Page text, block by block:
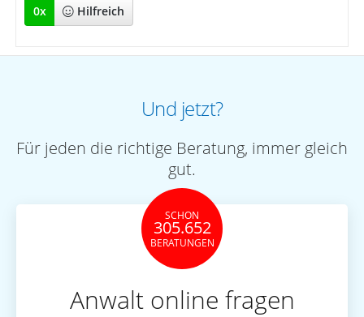
0x Hilfreich
Und jetzt?
Für jeden die richtige Beratung, immer gleich
gut.
SCHON
305.652
BERATUNGEN
Anwalt online fragen